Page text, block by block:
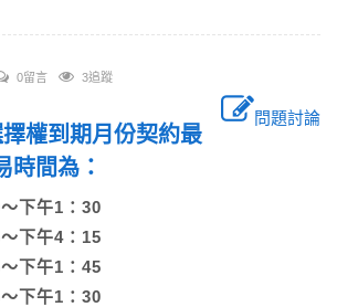
0留言 3追蹤
問題討論
權到期月份契約最
時間為：
下午1：30
下午4：15
下午1：45
下午1：30